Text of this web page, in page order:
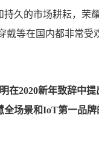
持久的市场耕耘，荣
戴等在国内都非常受
在2020新年致辞中
全场景和IoT第一品